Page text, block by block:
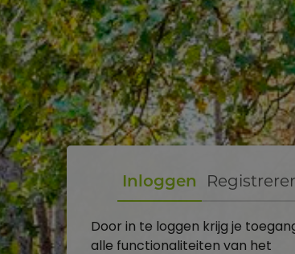
Inloggen
Door in te loggen krijg je
alle functionaliteiten van het